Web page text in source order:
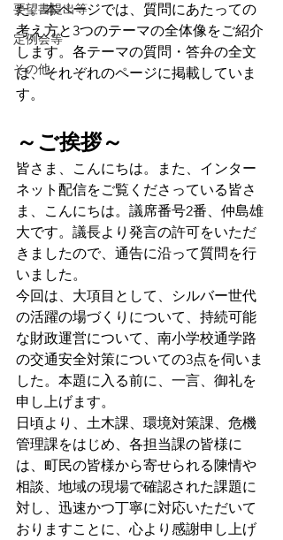
要望書提出等
定例会等
その他
た。本ページでは、質問にあたっての
考え方と3つのテーマの全体像をご紹介
します。各テーマの質問・答弁の全文
は、それぞれのページに掲載していま
す。
～ご挨拶～
皆さま、こんにちは。また、インター
ネット配信をご覧くださっている皆さ
ま、こんにちは。議席番号2番、仲島雄
大です。議長より発言の許可をいただ
きましたので、通告に沿って質問を行
いました。
今回は、大項目として、シルバー世代
の活躍の場づくりについて、持続可能
な財政運営について、南小学校通学路
の交通安全対策についての3点を伺いま
した。本題に入る前に、一言、御礼を
申し上げます。
日頃より、土木課、環境対策課、危機
管理課をはじめ、各担当課の皆様に
は、町民の皆様から寄せられる陳情や
相談、地域の現場で確認された課題に
対し、迅速かつ丁寧に対応いただいて
おりますことに、心より感謝申し上げ